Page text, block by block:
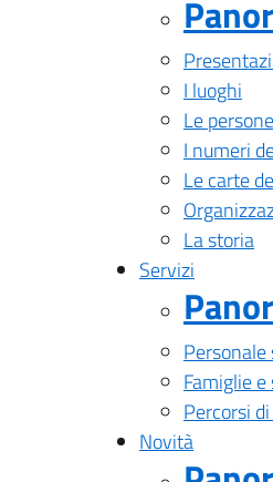
I luoghi
Le persone
I numeri
Le carte
La storia
Servizi
Famiglie
Percorsi
Novità